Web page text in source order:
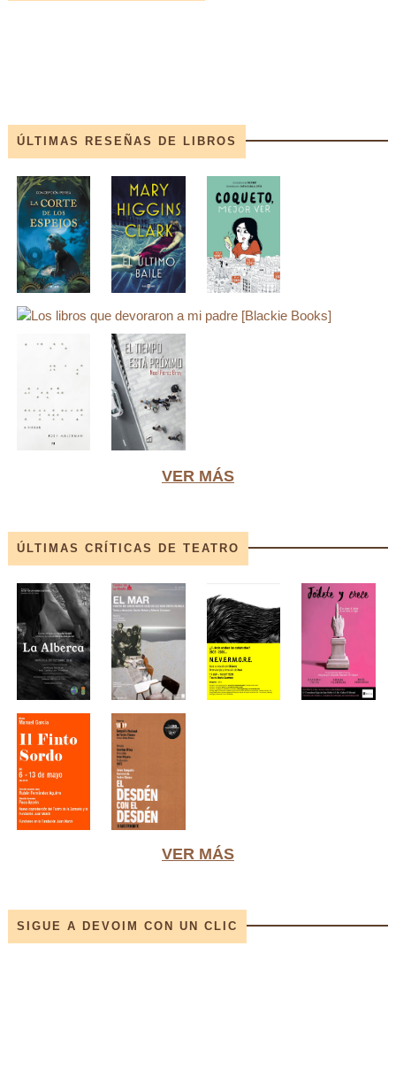
ÚLTIMAS RESEÑAS DE LIBROS
VER MÁS
ÚLTIMAS CRÍTICAS DE TEATRO
VER MÁS
SIGUE A DEVOIM CON UN CLIC